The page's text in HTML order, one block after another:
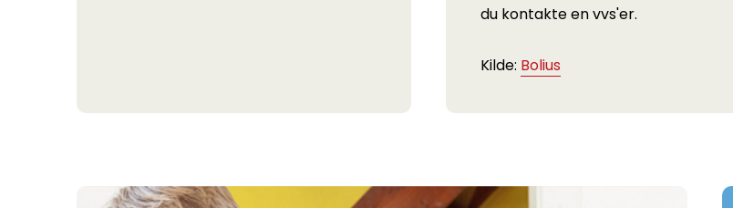
du kontakte en vvs'er.
Kilde: Bolius